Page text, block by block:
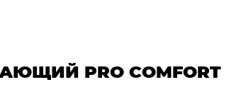
PRO COMFORT